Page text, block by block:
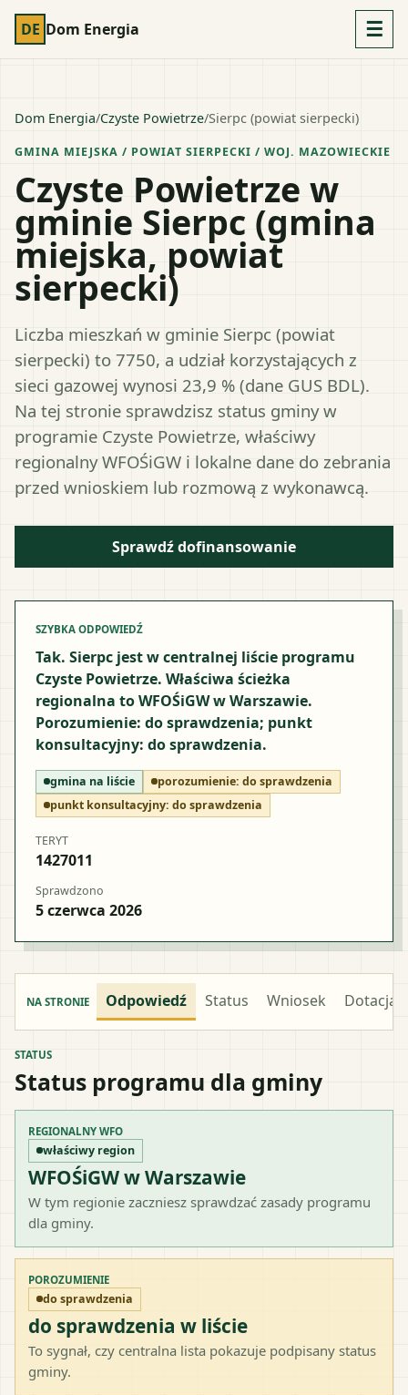
DE Dom Energia ☰
Dom Energia/Czyste Powietrze/Sierpc (powiat sierpecki)
GMINA MIEJSKA / POWIAT SIERPECKI / WOJ. MAZOWIECKIE
Czyste Powietrze w
gminie Sierpc (gmina
miejska, powiat
sierpecki)
Liczba mieszkań w gminie Sierpc (powiat
sierpecki) to 7750, a udział korzystających z
sieci gazowej wynosi 23,9 % (dane GUS BDL).
Na tej stronie sprawdzisz status gminy w
programie Czyste Powietrze, właściwy
regionalny WFOŚiGW i lokalne dane do zebrania
przed wnioskiem lub rozmową z wykonawcą.
Sprawdź dofinansowanie
SZYBKA ODPOWIEDŹ
Tak. Sierpc jest w centralnej liście programu
Czyste Powietrze. Właściwa ścieżka
regionalna to WFOŚiGW w Warszawie.
Porozumienie: do sprawdzenia; punkt
konsultacyjny: do sprawdzenia.
gmina na liście porozumienie: do sprawdzenia
punkt konsultacyjny: do sprawdzenia
TERYT
1427011
Sprawdzono
5 czerwca 2026
NA STRONIE Odpowiedź Status Wniosek Dotacja
STATUS
Status programu dla gminy
REGIONALNY WFO
właściwy region
WFOŚiGW w Warszawie
W tym regionie zaczniesz sprawdzać zasady programu
dla gminy.
POROZUMIENIE
do sprawdzenia
do sprawdzenia w liście
To sygnał, czy centralna lista pokazuje podpisany status
gminy.